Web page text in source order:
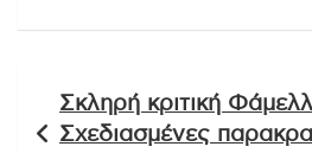
άρθρων
Σκληρή κριτική
Σχεδιασμένες